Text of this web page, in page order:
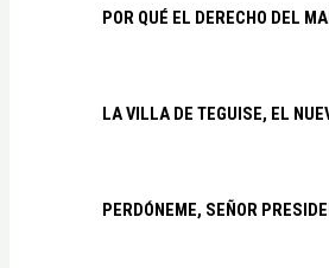
POR QUÉ EL DERECHO DEL
LA VILLA DE TEGUISE, EL
PERDÓNEME, SEÑOR